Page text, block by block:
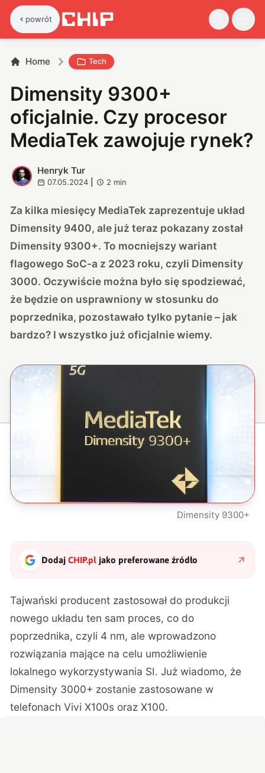
powrót
Home Tech
Dimensity 9300+
oficjalnie. Czy procesor
MediaTek zawojuje rynek?
H
Henryk Tur
07.05.2024 2 min
Za kilka miesięcy MediaTek zaprezentuje układ
Dimensity 9400, ale już teraz pokazany został
Dimensity 9300+. To mocniejszy wariant
flagowego SoC-a z 2023 roku, czyli Dimensity
3000. Oczywiście można było się spodziewać,
że będzie on usprawniony w stosunku do
poprzednika, pozostawało tylko pytanie – jak
bardzo? I wszystko już oficjalnie wiemy.
Dimensity 9300+
DodajCHIP.pl jako preferowane źródło
Tajwański producent zastosował do produkcji
nowego układu ten sam proces, co do
poprzednika, czyli 4 nm, ale wprowadzono
rozwiązania mające na celu umożliwienie
lokalnego wykorzystywania SI. Już wiadomo, że
Dimensity 3000+ zostanie zastosowane w
telefonach Vivi X100s oraz X100.